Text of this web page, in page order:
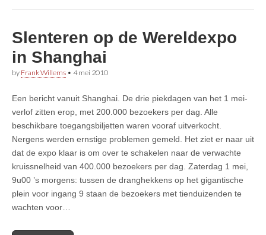
Slenteren op de Wereldexpo
in Shanghai
by Frank Willems • 4 mei 2010
Een bericht vanuit Shanghai. De drie piekdagen van het 1 mei-
verlof zitten erop, met 200.000 bezoekers per dag. Alle
beschikbare toegangsbiljetten waren vooraf uitverkocht.
Nergens werden ernstige problemen gemeld. Het ziet er naar uit
dat de expo klaar is om over te schakelen naar de verwachte
kruissnelheid van 400.000 bezoekers per dag. Zaterdag 1 mei,
9u00 ’s morgens: tussen de dranghekkens op het gigantische
plein voor ingang 9 staan de bezoekers met tienduizenden te
wachten voor…